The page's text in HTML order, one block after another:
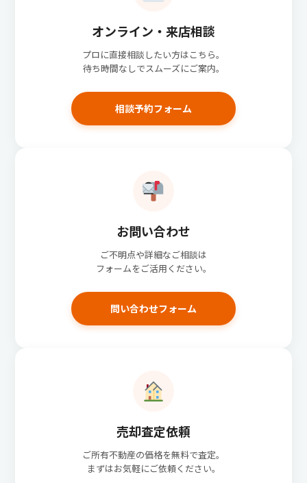
オンライン・来店相談
プロに直接相談したい方はこちら。
待ち時間なしでスムーズにご案内。
相談予約フォーム
お問い合わせ
ご不明点や詳細なご相談は
フォームをご活用ください。
問い合わせフォーム
売却査定依頼
ご所有不動産の価格を無料で査定。
まずはお気軽にご依頼ください。